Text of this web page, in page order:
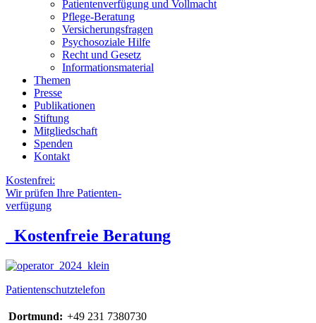
Patientenverfügung und Vollmacht
Pflege-Beratung
Versicherungsfragen
Psychosoziale Hilfe
Recht und Gesetz
Informationsmaterial
Themen
Presse
Publikationen
Stiftung
Mitgliedschaft
Spenden
Kontakt
Kostenfrei:
Wir prüfen Ihre Patienten-
verfügung
Kostenfreie Beratung
Patientenschutztelefon
Dortmund: +49 231 7380730